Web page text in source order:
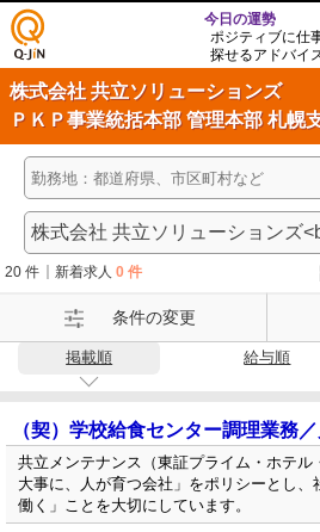
仕事
探し
の求
人サ
イト
Q-Ji
今日の運勢
ポジティブに仕
探せるアドバイ
株式会社 共立ソリューションズ
ＰＫＰ事業統括本部 管理本部 札幌
20 件 新着求人 0 件
条件の変更
掲載順 給与順
（契）学校給食センター調理業務
共立メンテナンス（東証プライム・ホテル
大事に、人が育つ会社」をポリシーとし、
働く」ことを大切にしています。